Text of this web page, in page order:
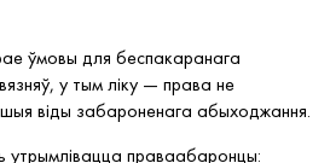
ўмовы для беспакаранага
у тым ліку — права не
віды забароненага абыходжання.
утрымлівацца праваабаронцы: